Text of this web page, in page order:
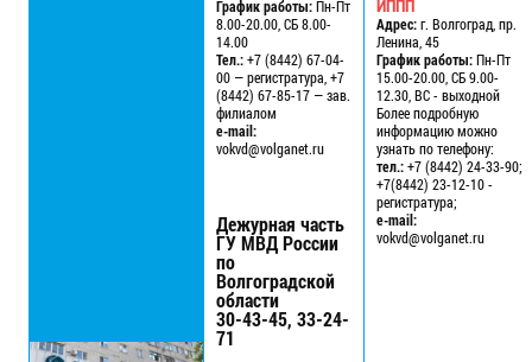
График работы:Пн-Пт
8.00-20.00, СБ 8.00-
14.00
Тел.:+7 (8442) 67-04-
00 — регистратура, +7
(8442) 67-85-17 — зав.
филиалом
e-mail:
vokvd@volganet.ru
Дежурная часть
ГУ МВД России
по
Волгоградской
области
30-43-45, 33-24-
71
ИППП
Адрес:г. Волгоград, пр.
Ленина, 45
График работы:Пн-Пт
15.00-20.00, СБ 9.00-
12.30, ВС - выходной
Более подробную
информацию можно
узнать по телефону:
тел.:+7 (8442) 24-33-90;
+7(8442) 23-12-10 -
регистратура;
e-mail:
vokvd@volganet.ru